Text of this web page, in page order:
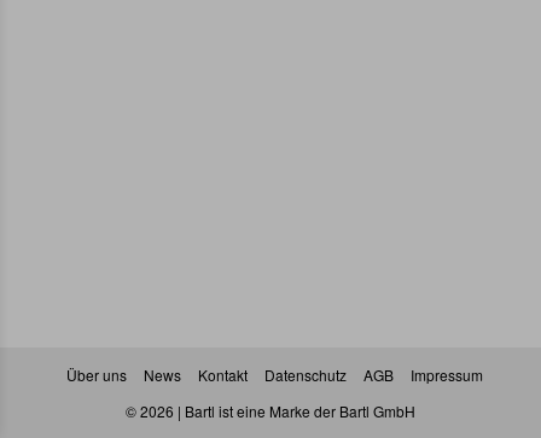
© 2026 | Bartl ist eine Marke der Bartl GmbH
Über uns News Kontakt Datenschutz AGB Impressum